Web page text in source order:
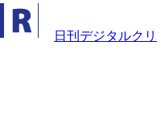
日刊デジタルクリ